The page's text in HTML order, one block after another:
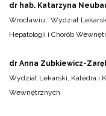
dr hab. Katarzyna
Wrocławiu, Wydział
Hepatologii i Chorób
dr Anna Zubkiewicz-
Wydział Lekarski, Katedra i
Wewnętrznych